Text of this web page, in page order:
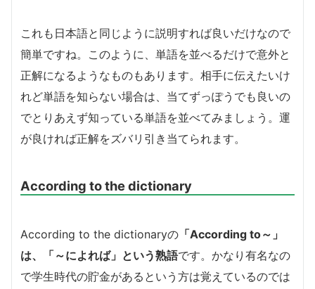
これも日本語と同じように説明すれば良いだけなので
簡単ですね。このように、単語を並べるだけで意外と
正解になるようなものもあります。相手に伝えたいけ
れど単語を知らない場合は、当てずっぽうでも良いの
でとりあえず知っている単語を並べてみましょう。運
が良ければ正解をズバリ引き当てられます。
According to the dictionary
According to the dictionaryの 「According to～」
は、「～によれば」という熟語です。かなり有名なの
で学生時代の貯金があるという方は覚えているのでは